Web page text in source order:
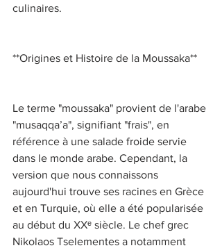
culinaires.
**Origines et Histoire de la Moussaka**
Le terme "moussaka" provient de l'arabe
"musaqqa’a", signifiant "frais", en
référence à une salade froide servie
dans le monde arabe. Cependant, la
version que nous connaissons
aujourd'hui trouve ses racines en Grèce
et en Turquie, où elle a été popularisée
au début du XXᵉ siècle. Le chef grec
Nikolaos Tselementes a notamment